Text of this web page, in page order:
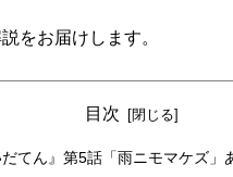
をお届けします。
目次
だてん』第5話「雨ニモマケズ」